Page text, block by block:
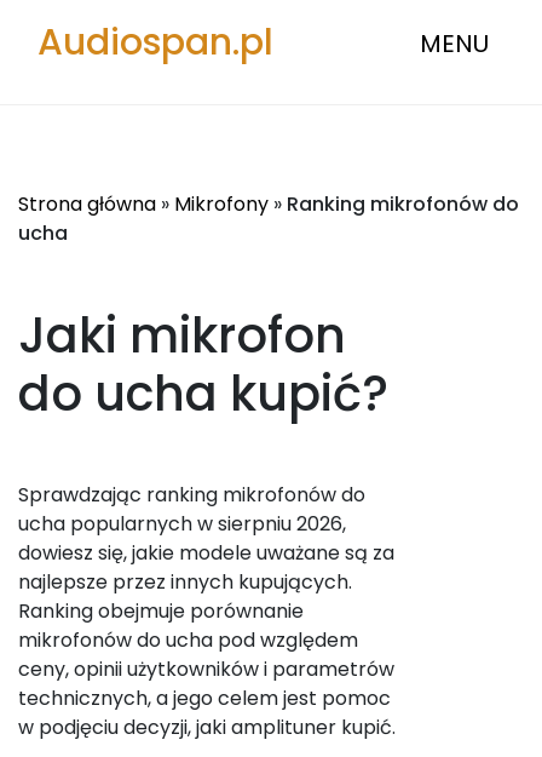
Audiospan.pl MENU
Strona główna » Mikrofony » Ranking mikrofonów do
ucha
Jaki mikrofon
do ucha kupić?
Sprawdzając ranking mikrofonów do
ucha popularnych w sierpniu 2026,
dowiesz się, jakie modele uważane są za
najlepsze przez innych kupujących.
Ranking obejmuje porównanie
mikrofonów do ucha pod względem
ceny, opinii użytkowników i parametrów
technicznych, a jego celem jest pomoc
w podjęciu decyzji, jaki amplituner kupić.